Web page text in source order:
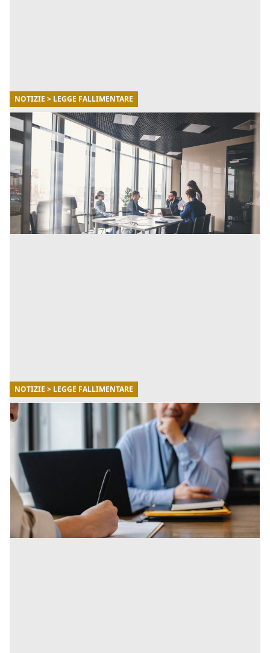
NOTIZIE > LEGGE FALLIMENTARE
30/03/2023
Società di fatto: cosa succede in caso di crisi
d’impresa
In caso di crisi d'impresa, la forma societaria scelta dal
soggetto imprenditoriale può avere un impatto
significativo sulla risoluzione del problema. [...]
NOTIZIE > LEGGE FALLIMENTARE
16/03/2023
Novità introdotte nella composizione
La composizione negoziata è una procedura
riformulata che consente alle imprese in difficoltà di
gestire le situazioni di squilibrio patrimoniale o
economico-finanz [...]